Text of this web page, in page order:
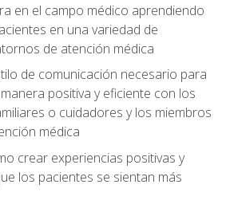
en el campo médico aprendiendo
en una variedad de
de atención médica
de comunicación necesario para
positiva y eficiente con los
o cuidadores y los miembros
médica
crear experiencias positivas y
los pacientes se sientan más